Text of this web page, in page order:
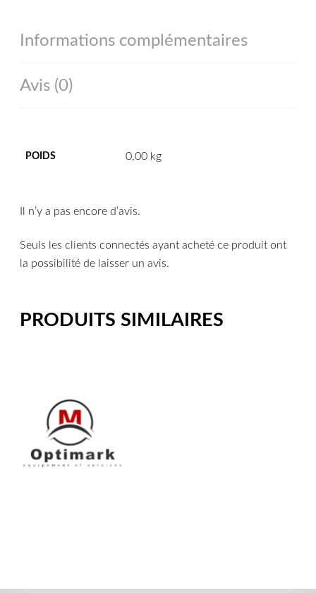
Informations complémentaires
Avis (0)
POIDS 0,00 kg
Il n’y a pas encore d’avis.
Seuls les clients connectés ayant acheté ce produit ont
la possibilité de laisser un avis.
PRODUITS SIMILAIRES